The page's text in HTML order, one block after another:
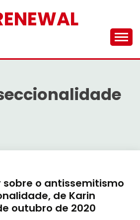
sobre o antissemitismo
de Karin
outubro de 2020